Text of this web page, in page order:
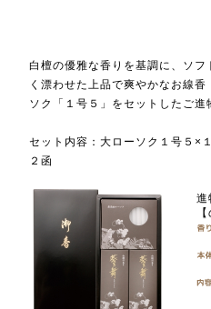
白檀の優雅な香りを基調に、ソフ
く漂わせた上品で爽やかなお線香
ソク「１号５」をセットしたご進
セット内容：大ローソク１号５×
２函